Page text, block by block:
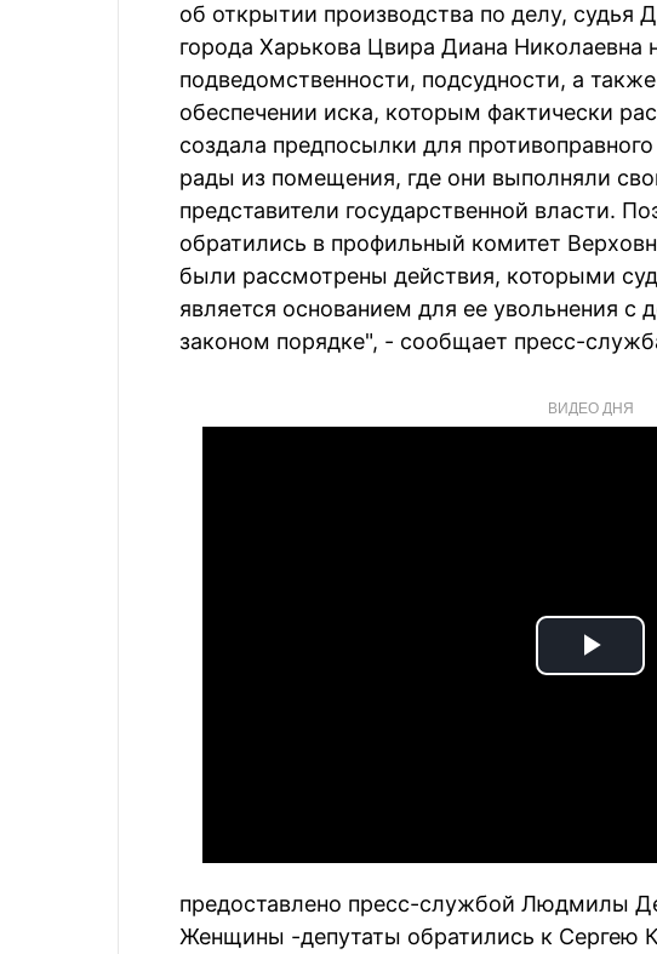
об открытии производства по делу, судья
города Харькова Цвира Диана Николаевна
подведомственности, подсудности, а
обеспечении иска, которым фактически
создала предпосылки для
рады из помещения, где они выполняли
представители государственной власти.
обратились в профильный комитет
были рассмотрены действия, которыми
является основанием для ее увольнения с
законом порядке", - сообщает пресс-
ВИДЕО ДНЯ
Play
предоставлено пресс-службой Людмилы
Женщины -депутаты обратились к Сергею